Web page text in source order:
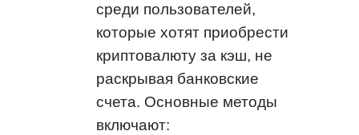
среди пользователей,
которые хотят приобрести
криптовалюту за кэш, не
раскрывая банковские
счета. Основные методы
включают: